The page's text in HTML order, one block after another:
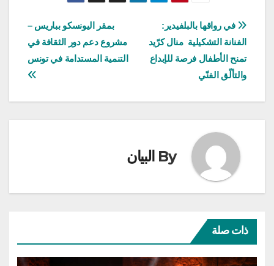
تصفّح
المقالات
بمقر اليونسكو بباريس –
مشروع دعم دور الثقافة في
التنمية المستدامة في تونس
في رواقها بالبلفيدير:
الفنانة التشكيلية منال كرّيد
تمنح الأطفال فرصة للإبداع
والتألّق الفنّي
By البيان
ذات صلة